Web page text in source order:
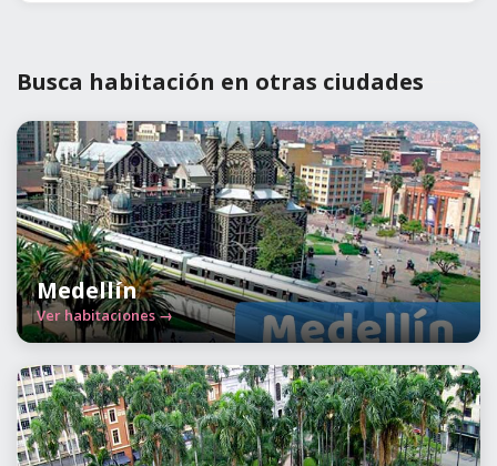
Busca habitación en otras ciudades
Medellín
Ver habitaciones →